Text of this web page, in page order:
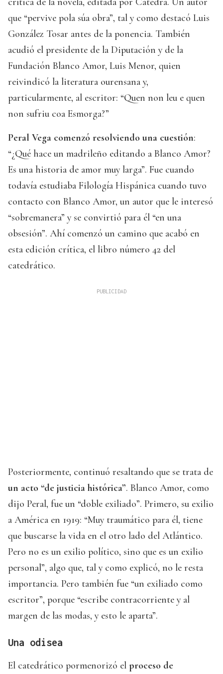
que “pervive pola súa obra”, tal y como destacó Luis
González Tosar antes de la ponencia. También
acudió el presidente de la Diputación y de la
Fundación Blanco Amor, Luis Menor, quien
reivindicó la literatura ourensana y,
particularmente, al escritor: “Quen non leu e quen
non sufriu coa Esmorga?”
Peral Vega comenzó resolviendo una cuestión:
“¿Qué hace un madrileño editando a Blanco Amor?
Es una historia de amor muy larga”. Fue cuando
todavía estudiaba Filología Hispánica cuando tuvo
contacto con Blanco Amor, un autor que le interesó
“sobremanera” y se convirtió para él “en una
obsesión”. Ahí comenzó un camino que acabó en
esta edición crítica, el libro número 42 del
catedrático.
Posteriormente, continuó resaltando que se trata de
un acto “de justicia histórica”. Blanco Amor, como
dijo Peral, fue un “doble exiliado”. Primero, su exilio
a América en 1919: “Muy traumático para él, tiene
que buscarse la vida en el otro lado del Atlántico.
Pero no es un exilio político, sino que es un exilio
personal”, algo que, tal y como explicó, no le resta
importancia. Pero también fue “un exiliado como
escritor”, porque “escribe contracorriente y al
margen de las modas, y esto le aparta”.
Una odisea
El catedrático pormenorizó el proceso de